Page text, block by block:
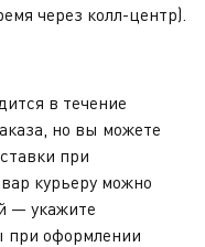
через колл-центр).
в течение
но вы можете
при
курьеру можно
— укажите
при оформлении